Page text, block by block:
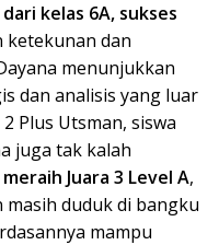
kelas 6A, sukses
ketekunan dan
menunjukkan
dan analisis yang luar
Plus Utsman, siswa
juga tak kalah
Juara 3 Level A,
duduk di bangku
mampu